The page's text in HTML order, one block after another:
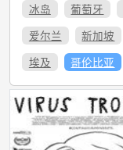
冰岛
葡萄牙
爱尔兰
新加坡
埃及
哥伦比亚